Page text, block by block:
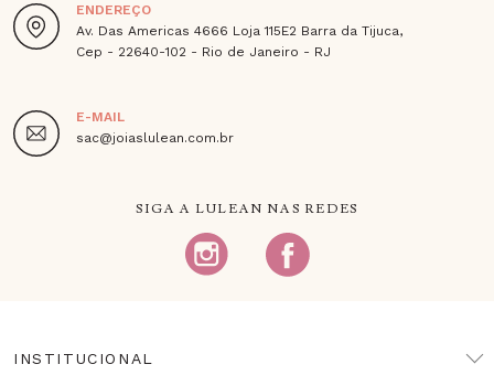
ENDEREÇO
Av. Das Americas 4666 Loja 115E2 Barra da Tijuca,
Cep - 22640-102 - Rio de Janeiro - RJ
E-MAIL
sac@joiaslulean.com.br
SIGA A LULEAN NAS REDES
INSTITUCIONAL